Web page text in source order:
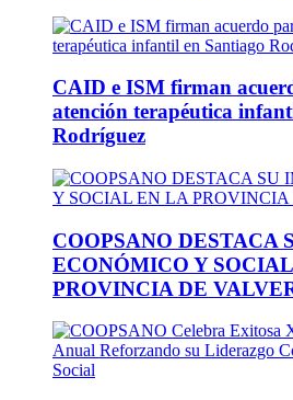
CAID e ISM firman
atención terapéutica
Rodríguez
COOPSANO DESTACA
ECONÓMICO Y
PROVINCIA DE